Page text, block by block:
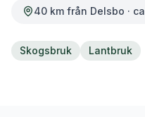
40 km från Delsbo · ca
Skogsbruk Lantbruk